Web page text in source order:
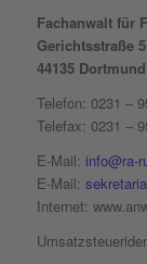
Fachanwalt für
Gerichtsstraße 5
44135 Dortmund
Telefon: 0231 –
Telefax: 0231 –
E-Mail: info@ra-
E-Mail:
Internet: